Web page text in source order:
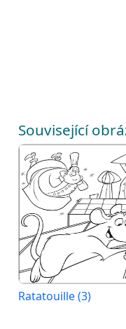
Související
Ratatouille (3)